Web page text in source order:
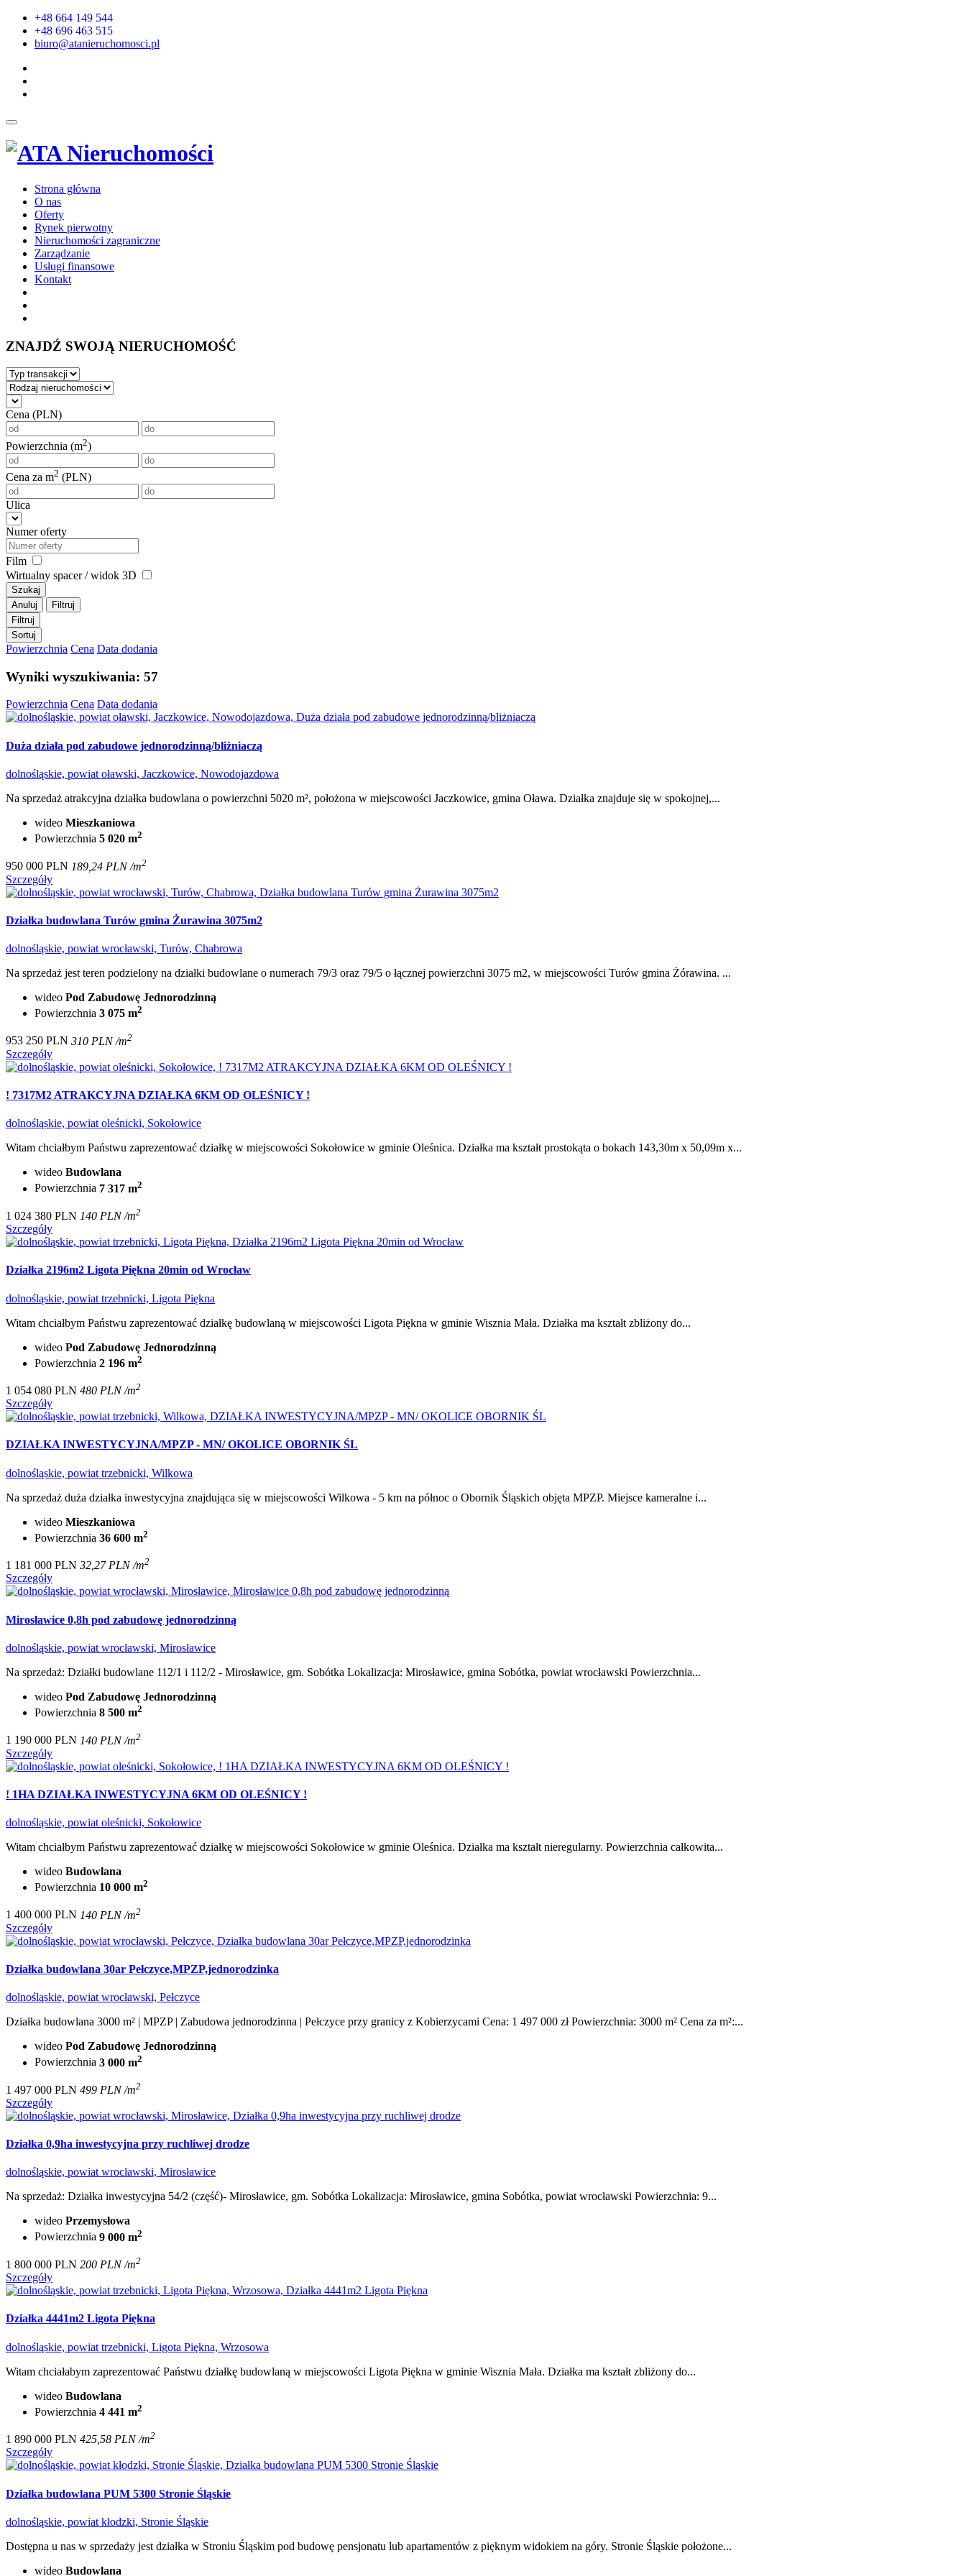
+48 664 149 544
+48 696 463 515
biuro@atanieruchomosci.pl
Strona główna
O nas
Oferty
Rynek pierwotny
Nieruchomości zagraniczne
Zarządzanie
Usługi finansowe
Kontakt
ZNAJDŹ SWOJĄ NIERUCHOMOŚĆ
Cena (PLN)
Powierzchnia (m2)
Cena za m2 (PLN)
Ulica
Numer oferty
Film
Wirtualny spacer / widok 3D
Szukaj
Anuluj
Filtruj
Filtruj
Sortuj
Powierzchnia Cena Data dodania
Wyniki wyszukiwania: 57
Powierzchnia Cena Data dodania
Duża działa pod zabudowe jednorodzinną/bliżniaczą
dolnośląskie, powiat oławski, Jaczkowice, Nowodojazdowa
Na sprzedaż atrakcyjna działka budowlana o powierzchni 5020 m², położona w miejscowości Jaczkowice, gmina Oława. Działka znajduje się w spokojnej,...
wideo Mieszkaniowa
Powierzchnia 5 020 m2
950 000 PLN 189,24 PLN /m2
Szczegóły
Działka budowlana Turów gmina Żurawina 3075m2
dolnośląskie, powiat wrocławski, Turów, Chabrowa
Na sprzedaż jest teren podzielony na działki budowlane o numerach 79/3 oraz 79/5 o łącznej powierzchni 3075 m2, w miejscowości Turów gmina Żórawina. ...
wideo Pod Zabudowę Jednorodzinną
Powierzchnia 3 075 m2
953 250 PLN 310 PLN /m2
Szczegóły
! 7317M2 ATRAKCYJNA DZIAŁKA 6KM OD OLEŚNICY !
dolnośląskie, powiat oleśnicki, Sokołowice
Witam chciałbym Państwu zaprezentować działkę w miejscowości Sokołowice w gminie Oleśnica. Działka ma kształt prostokąta o bokach 143,30m x 50,09m x...
wideo Budowlana
Powierzchnia 7 317 m2
1 024 380 PLN 140 PLN /m2
Szczegóły
Działka 2196m2 Ligota Piękna 20min od Wrocław
dolnośląskie, powiat trzebnicki, Ligota Piękna
Witam chciałbym Państwu zaprezentować działkę budowlaną w miejscowości Ligota Piękna w gminie Wisznia Mała. Działka ma kształt zbliżony do...
wideo Pod Zabudowę Jednorodzinną
Powierzchnia 2 196 m2
1 054 080 PLN 480 PLN /m2
Szczegóły
DZIAŁKA INWESTYCYJNA/MPZP - MN/ OKOLICE OBORNIK ŚL
dolnośląskie, powiat trzebnicki, Wilkowa
Na sprzedaż duża działka inwestycyjna znajdująca się w miejscowości Wilkowa - 5 km na północ o Obornik Śląskich objęta MPZP. Miejsce kameralne i...
wideo Mieszkaniowa
Powierzchnia 36 600 m2
1 181 000 PLN 32,27 PLN /m2
Szczegóły
Mirosławice 0,8h pod zabudowę jednorodzinną
dolnośląskie, powiat wrocławski, Mirosławice
Na sprzedaż: Działki budowlane 112/1 i 112/2 - Mirosławice, gm. Sobótka Lokalizacja: Mirosławice, gmina Sobótka, powiat wrocławski Powierzchnia...
wideo Pod Zabudowę Jednorodzinną
Powierzchnia 8 500 m2
1 190 000 PLN 140 PLN /m2
Szczegóły
! 1HA DZIAŁKA INWESTYCYJNA 6KM OD OLEŚNICY !
dolnośląskie, powiat oleśnicki, Sokołowice
Witam chciałbym Państwu zaprezentować działkę w miejscowości Sokołowice w gminie Oleśnica. Działka ma kształt nieregularny. Powierzchnia całkowita...
wideo Budowlana
Powierzchnia 10 000 m2
1 400 000 PLN 140 PLN /m2
Szczegóły
Działka budowlana 30ar Pełczyce,MPZP,jednorodzinka
dolnośląskie, powiat wrocławski, Pełczyce
Działka budowlana 3000 m² | MPZP | Zabudowa jednorodzinna | Pełczyce przy granicy z Kobierzycami Cena: 1 497 000 zł Powierzchnia: 3000 m² Cena za m²:...
wideo Pod Zabudowę Jednorodzinną
Powierzchnia 3 000 m2
1 497 000 PLN 499 PLN /m2
Szczegóły
Działka 0,9ha inwestycyjna przy ruchliwej drodze
dolnośląskie, powiat wrocławski, Mirosławice
Na sprzedaż: Działka inwestycyjna 54/2 (część)- Mirosławice, gm. Sobótka Lokalizacja: Mirosławice, gmina Sobótka, powiat wrocławski Powierzchnia: 9...
wideo Przemysłowa
Powierzchnia 9 000 m2
1 800 000 PLN 200 PLN /m2
Szczegóły
Działka 4441m2 Ligota Piękna
dolnośląskie, powiat trzebnicki, Ligota Piękna, Wrzosowa
Witam chciałabym zaprezentować Państwu działkę budowlaną w miejscowości Ligota Piękna w gminie Wisznia Mała. Działka ma kształt zbliżony do...
wideo Budowlana
Powierzchnia 4 441 m2
1 890 000 PLN 425,58 PLN /m2
Szczegóły
Działka budowlana PUM 5300 Stronie Śląskie
dolnośląskie, powiat kłodzki, Stronie Śląskie
Dostępna u nas w sprzedaży jest działka w Stroniu Śląskim pod budowę pensjonatu lub apartamentów z pięknym widokiem na góry. Stronie Śląskie położone...
wideo Budowlana